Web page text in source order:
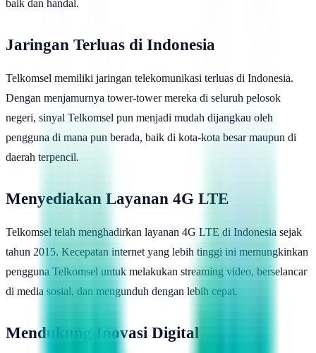
baik dan handal.
Jaringan Terluas di Indonesia
Telkomsel memiliki jaringan telekomunikasi terluas di Indonesia.
Dengan menjamurnya tower-tower mereka di seluruh pelosok
negeri, sinyal Telkomsel pun menjadi mudah dijangkau oleh
pengguna di mana pun berada, baik di kota-kota besar maupun di
daerah terpencil.
Menyediakan Layanan 4G LTE
Telkomsel telah menghadirkan layanan 4G LTE di Indonesia sejak
tahun 2015. Kecepatan internet yang lebih tinggi ini memungkinkan
pengguna Telkomsel untuk melakukan streaming video, berselancar
di media sosial, dan mengunduh dengan lebih cepat.
Mendukung Inovasi Digital